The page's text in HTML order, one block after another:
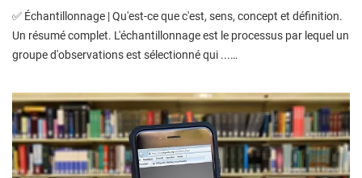
✅ Échantillonnage | Qu'est-ce que c'est, sens, concept et définition.
Un résumé complet. L'échantillonnage est le processus par lequel un
groupe d'observations est sélectionné qui ...…